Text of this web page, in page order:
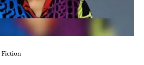
Fiction